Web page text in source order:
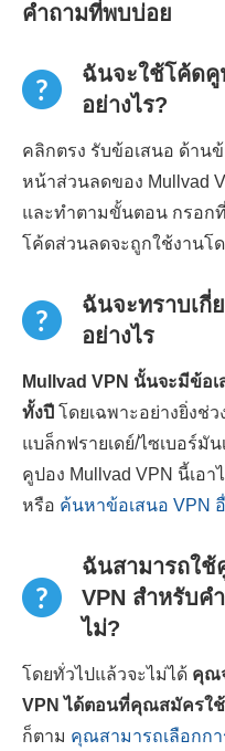
คำถามที่พบบ่อย
ฉันจะใช้โค้ดคู
อย่างไร?
คลิกตรง รับข้อเสนอ ด้าน
หน้าส่วนลดของ Mullvad
และทำตามขั้นตอน กรอก
โค้ดส่วนลดจะถูกใช้งานโ
ฉันจะทราบเกี่
อย่างไร
Mullvad VPN นั้นจะมีข้อ
ทั้งปี โดยเฉพาะอย่างยิ่งช่
แบล็กฟรายเดย์/ไซเบอร์
คูปอง Mullvad VPN นี้เอ
หรือ ค้นหาข้อเสนอ VPN
ฉันสามารถใช้
VPN สำหรับค
ไม่?
โดยทั่วไปแล้วจะไม่ได้ คุณ
VPN ได้ตอนที่คุณสมัครใ
ก็ตาม คุณสามารถเลือกก